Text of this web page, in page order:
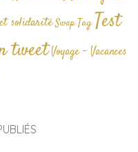
solidarité Swap TagTest
tweetVoyage - Vacances